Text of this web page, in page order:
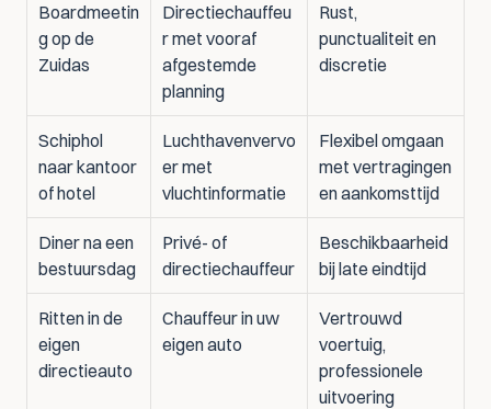
Boardmeetin
g op de
Zuidas
Directiechauffeu
r met vooraf
afgestemde
planning
Rust,
punctualiteit en
discretie
Schiphol
naar kantoor
of hotel
Luchthavenvervo
er met
vluchtinformatie
Flexibel omgaan
met vertragingen
en aankomsttijd
Diner na een
bestuursdag
Privé- of
directiechauffeur
Beschikbaarheid
bij late eindtijd
Ritten in de
eigen
directieauto
Chauffeur in uw
eigen auto
Vertrouwd
voertuig,
professionele
uitvoering